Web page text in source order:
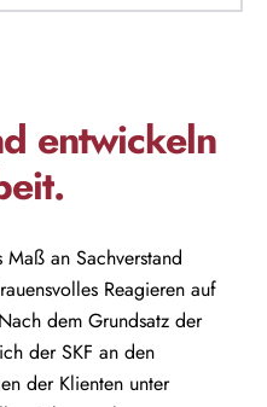
entwickeln
an Sachverstand
Reagieren auf
dem Grundsatz der
der SKF an den
der Klienten unter